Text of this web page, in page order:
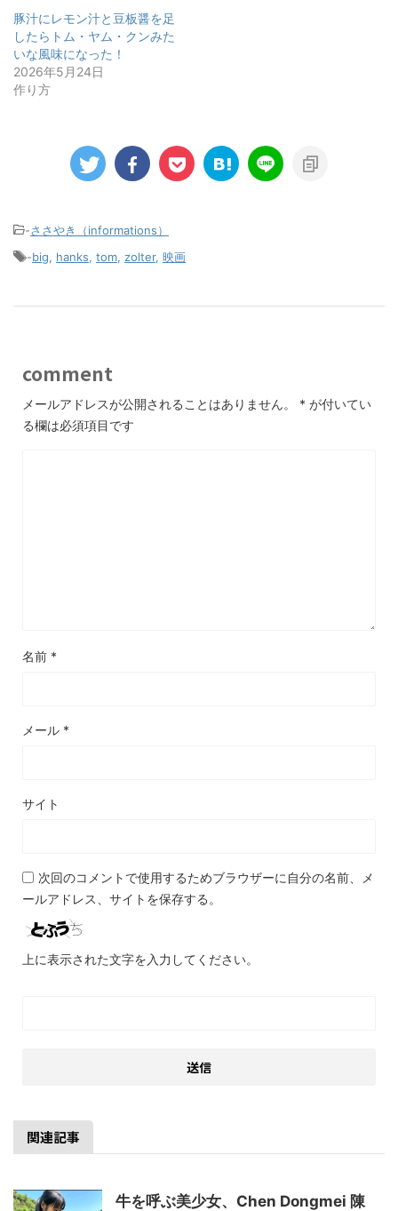
豚汁にレモン汁と豆板醤を足
したらトム・ヤム・クンみた
いな風味になった！
2026年5月24日
作り方
-ささやき（informations）
-big hanks tom zolter, 映画
comment
メールアドレスが公開されることはありません。 * が付いてい
る欄は必須項目です
名前 *
メール *
サイト
次回のコメントで使用するためブラウザーに自分の名前、メ
ールアドレス、サイトを保存する。
上に表示された文字を入力してください。
関連記事
牛を呼ぶ美少女、Chen Dongmei 陳